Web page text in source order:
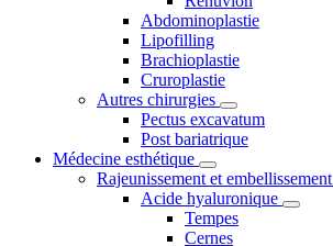
Abdominoplastie
Lipofilling
Brachioplastie
Cruroplastie
Autres chirurgies
Pectus excavatum
Post bariatrique
Médecine esthétique
Rajeunissement et embellissement
Acide hyaluronique
Tempes
Cernes